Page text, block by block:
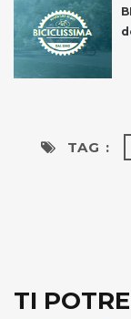
TAG :
TI